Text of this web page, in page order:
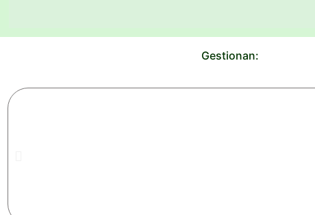
Gestionan: